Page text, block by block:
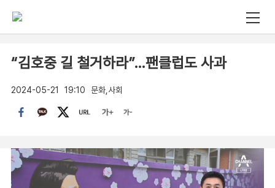
“김호중 길 철거하라”…팬클럽도 사과
2024-05-21 19:10 문화,사회